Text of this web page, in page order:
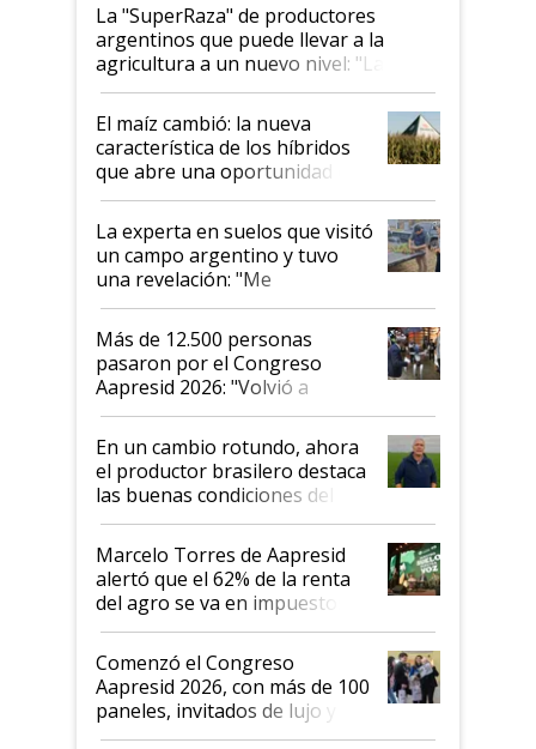
La "SuperRaza" de productores
argentinos que puede llevar a la
agricultura a un nuevo nivel: "Las
posibilidades de crecimiento son
infinitas"
El maíz cambió: la nueva
característica de los híbridos
que abre una oportunidad en
el lote
La experta en suelos que visitó
un campo argentino y tuvo
una revelación: "Me
impresionó mucho"
Más de 12.500 personas
pasaron por el Congreso
Aapresid 2026: "Volvió a
demostrar que hablar del
suelo es hablar de todo el
sistema productivo"
En un cambio rotundo, ahora
el productor brasilero destaca
las buenas condiciones del
agro argentino para invertir:
"Los veo más motivados"
Marcelo Torres de Aapresid
alertó que el 62% de la renta
del agro se va en impuestos:
"No es bueno que en
Argentina se sigan discutiendo
las mismas cosas de hace 50
años"
Comenzó el Congreso
Aapresid 2026, con más de 100
paneles, invitados de lujo y
todas las tendencias